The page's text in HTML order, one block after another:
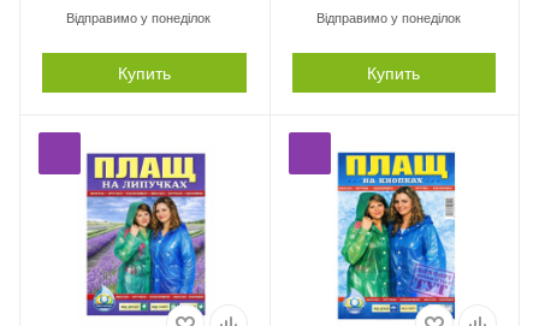
Відправимо у понеділок
Купить
Відправимо у понеділок
Купить